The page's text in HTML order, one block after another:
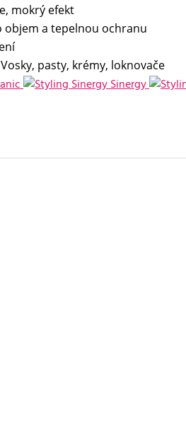
mokrý efekt
objem a tepelnou ochranu
Vosky, pasty, krémy, loknovače
Sinergy